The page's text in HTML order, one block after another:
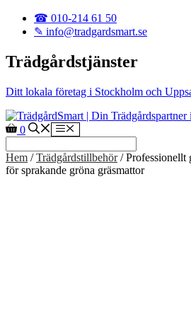
Hoppa till innehåll
☎ 010-214 61 50
✎ info@tradgardsmart.se
Trädgårdstjänster
Ditt lokala företag i Stockholm och
0 Meny
Hem /Trädgårdstillbehör/ Professionellt
för sprakande gröna gräsmattor